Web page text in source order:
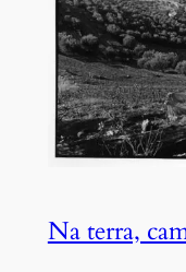
Na terra,